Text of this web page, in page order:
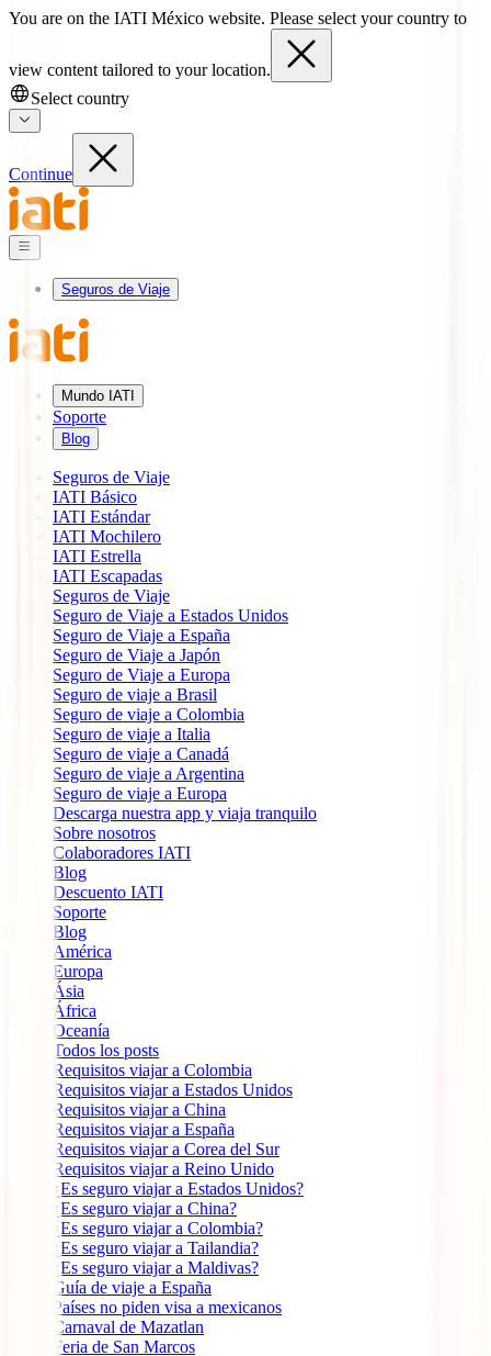
You are on the IATI México website. Please select your country to
view content tailored to your location.
Select country
Continue
Seguros de Viaje
Mundo IATI
Soporte
Blog
Seguros de Viaje
IATI Básico
IATI Estándar
IATI Mochilero
IATI Estrella
IATI Escapadas
Seguros de Viaje
Seguro de Viaje a Estados Unidos
Seguro de Viaje a España
Seguro de Viaje a Japón
Seguro de Viaje a Europa
Seguro de viaje a Brasil
Seguro de viaje a Colombia
Seguro de viaje a Italia
Seguro de viaje a Canadá
Seguro de viaje a Argentina
Seguro de viaje a Europa
Descarga nuestra app y viaja tranquilo
Sobre nosotros
Colaboradores IATI
Blog
Descuento IATI
Soporte
Blog
América
Europa
Ásia
África
Oceanía
Todos los posts
Requisitos viajar a Colombia
Requisitos viajar a Estados Unidos
Requisitos viajar a China
Requisitos viajar a España
Requisitos viajar a Corea del Sur
Requisitos viajar a Reino Unido
¿Es seguro viajar a Estados Unidos?
¿Es seguro viajar a China?
¿Es seguro viajar a Colombia?
¿Es seguro viajar a Tailandia?
¿Es seguro viajar a Maldivas?
Guía de viaje a España
Países no piden visa a mexicanos
Carnaval de Mazatlan
Feria de San Marcos